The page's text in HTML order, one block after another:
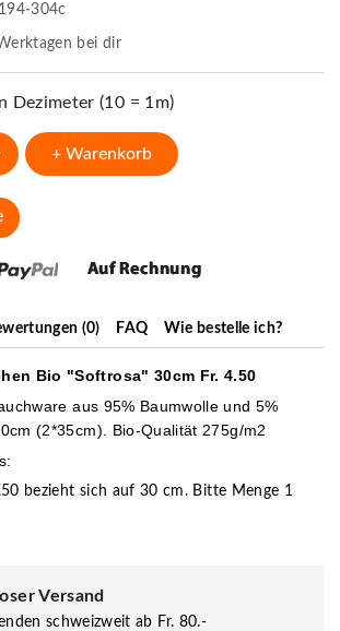
304c
bei dir
Dezimeter (10 = 1m)
+ Warenkorb
(0) FAQ Wie bestelle ich?
Bio "Softrosa" 30cm Fr. 4.50
aus 95% Baumwolle und 5%
(2*35cm). Bio-Qualität 275g/m2
bezieht sich auf 30 cm. Bitte Menge 1
Versand
schweizweit ab Fr. 80.-